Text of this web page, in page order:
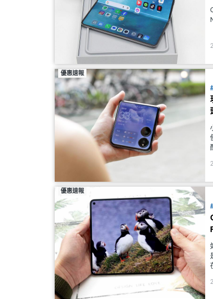
優惠速報
優惠速報